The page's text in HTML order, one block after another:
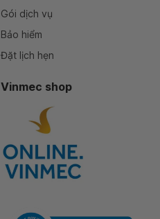
Gói dịch vụ
Bảo hiểm
Đặt lịch hẹn
Vinmec shop